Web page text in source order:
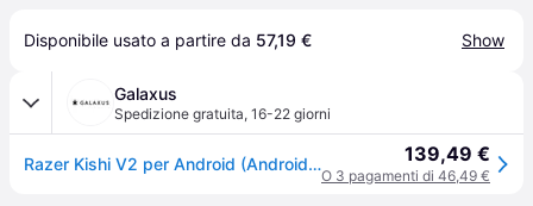
Disponibile usato a partire da 57,19 € Show
Galaxus
Spedizione gratuita, 16-22 giorni
Razer Kishi V2 per Android (Android), Controller gaming, Nero 139,49 €
O 3 pagamenti di 46,49 €